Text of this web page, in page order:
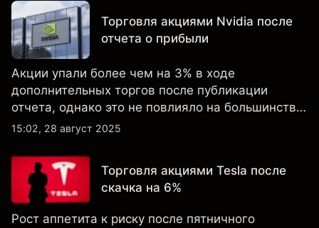
Торговля акциями Nvidia после
отчета о прибыли
Акции упали более чем на 3% в ходе
дополнительных торгов после публикации
отчета, однако это не повлияло на большинство
ключевых технических индикаторов, а
крайне оптимистичными.
15:02, 28 август 2025
Торговля акциями Tesla после
скачка на 6%
Рост аппетита к риску после пятничного